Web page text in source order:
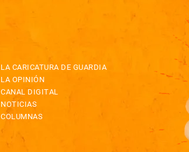
LA CARICATURA DE GUARDIA
LA OPINIÓN
CANAL DIGITAL
NOTICIAS
COLUMNAS